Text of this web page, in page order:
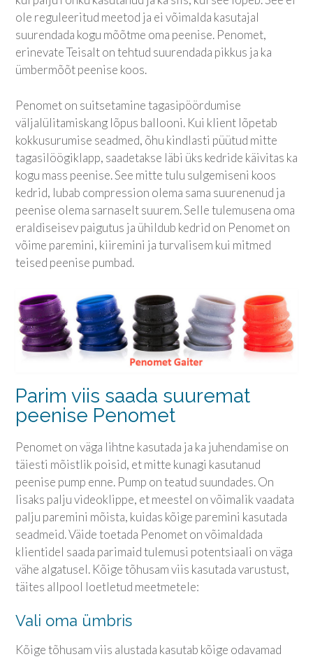
ole reguleeritud meetod ja ei võimalda kasutajal
suurendada kogu mõõtme oma peenise. Penomet,
erinevate Teisalt on tehtud suurendada pikkus ja ka
ümbermõõt peenise koos.
Penomet on suitsetamine tagasipöördumise
väljalülitamiskang lõpus ballooni. Kui klient lõpetab
kokkusurumise seadmed, õhu kindlasti püütud mitte
tagasilöögiklapp, saadetakse läbi üks kedride käivitas ka
kogu mass peenise. See mitte tulu sulgemiseni koos
kedrid, lubab compression olema sama suurenenud ja
peenise olema sarnaselt suurem. Selle tulemusena oma
eraldiseisev paigutus ja ühildub kedrid on Penomet on
võime paremini, kiiremini ja turvalisem kui mitmed
teised peenise pumbad.
Parim viis saada suuremat
peenise Penomet
Penomet on väga lihtne kasutada ja ka juhendamise on
täiesti mõistlik poisid, et mitte kunagi kasutanud
peenise pump enne. Pump on teatud suundades. On
lisaks palju videoklippe, et meestel on võimalik vaadata
palju paremini mõista, kuidas kõige paremini kasutada
seadmeid. Väide toetada Penomet on võimaldada
klientidel saada parimaid tulemusi potentsiaali on väga
vähe algatusel. Kõige tõhusam viis kasutada varustust,
täites allpool loetletud meetmetele:
Vali oma ümbris
Kõige tõhusam viis alustada kasutab kõige odavamad